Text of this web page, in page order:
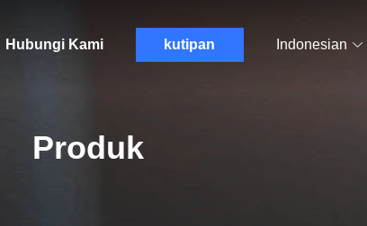
Hubungi Kami kutipan Indonesian
Produk